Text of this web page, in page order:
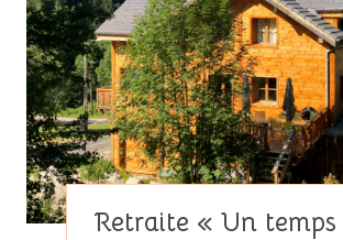
Retraite « Un